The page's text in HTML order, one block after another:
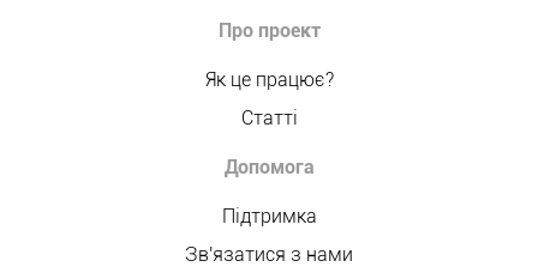
Про проект
Як це працює?
Статті
Допомога
Підтримка
Зв'язатися з нами